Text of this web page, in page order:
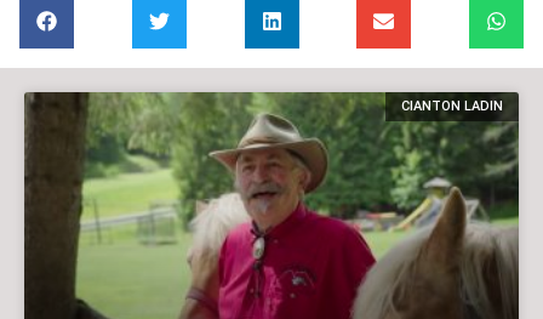
CIANTON LADIN